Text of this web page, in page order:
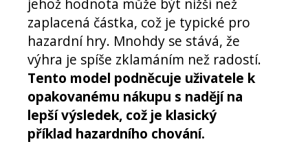
jehož hodnota může být nižší než
zaplacená částka, což je typické pro
hazardní hry. Mnohdy se stává, že
výhra je spíše zklamáním než radostí.
Tento model podněcuje uživatele k
opakovanému nákupu s nadějí na
lepší výsledek, což je klasický
příklad hazardního chování.